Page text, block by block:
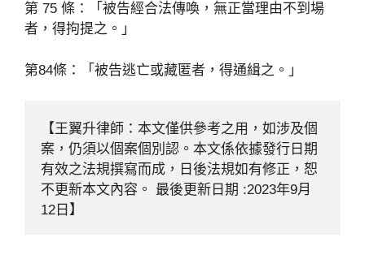
第 75 條：「被告經合法傳喚，無正當理由不到場
者，得拘提之。」
第84條：「被告逃亡或藏匿者，得通緝之。」
【王翼升律師：本文僅供參考之用，如涉及個
案，仍須以個案個別認。本文係依據發行日期
有效之法規撰寫而成，日後法規如有修正，恕
不更新本文內容。 最後更新日期 :2023年9月
12日】